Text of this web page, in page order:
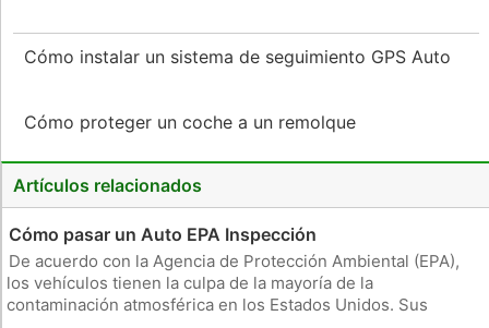
Cómo instalar un sistema de seguimiento GPS Auto
Cómo proteger un coche a un remolque
Artículos relacionados
Cómo pasar un Auto EPA Inspección
De acuerdo con la Agencia de Protección Ambiental (EPA),
los vehículos tienen la culpa de la mayoría de la
contaminación atmosférica en los Estados Unidos. Sus